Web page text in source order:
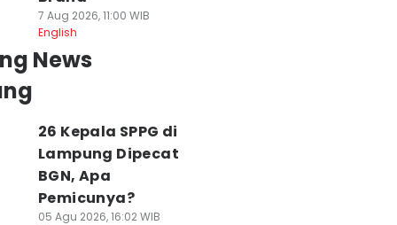
7 Aug 2026, 11:00 WIB
English
News
26 Kepala SPPG di
Lampung Dipecat
BGN, Apa
Pemicunya?
05 Agu 2026, 16:02 WIB